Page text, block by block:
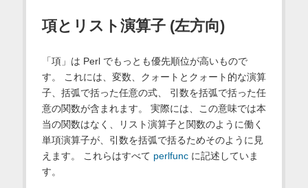
項とリスト演算子 (左方向)
「項」は Perl でもっとも優先順位が高いもので
す。 これには、変数、クォートとクォート的な演算
子、括弧で括った任意の式、 引数を括弧で括った任
意の関数が含まれます。 実際には、この意味では本
当の関数はなく、リスト演算子と関数のように働く
単項演算子が、引数を括弧で括るためそのように見
えます。 これらはすべて perlfuncに記述していま
す。